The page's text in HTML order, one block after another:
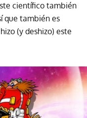
científico también
que también es
(y deshizo) este